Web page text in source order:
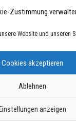
Zustimmung
Website und unseren
Cookies akzeptieren
Ablehnen
anzeigen
mit einem